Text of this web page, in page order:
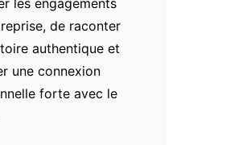
les engagements
de raconter
authentique et
une connexion
forte avec le